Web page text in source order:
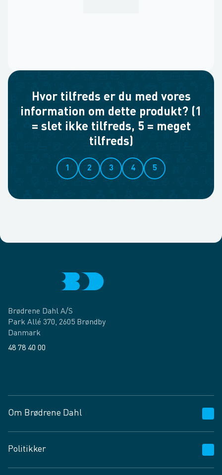
Hvor tilfreds er du med vores
information om dette produkt? (1
= slet ikke tilfreds, 5 = meget
tilfreds)
1 2 3 4 5
Brødrene Dahl A/S
Park Allé 370, 2605 Brøndby
Danmark
48 78 40 00
Om Brødrene Dahl
Vagttelefon 30 10 89 89
Spørgsmål og svar
Politikker